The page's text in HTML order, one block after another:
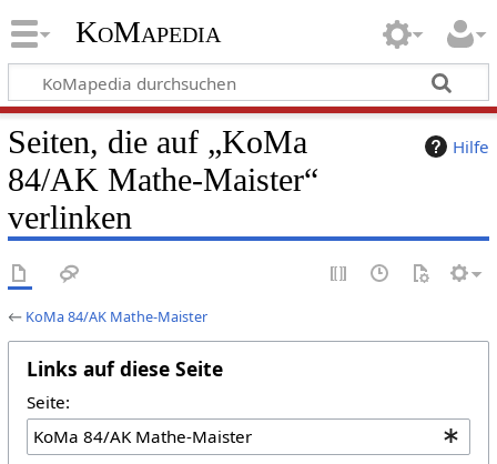
KoMapedia
Hilfe
Seiten, die auf „KoMa
84/AK Mathe-Maister“
verlinken
← KoMa 84/AK Mathe-Maister
Links auf diese Seite
Seite: